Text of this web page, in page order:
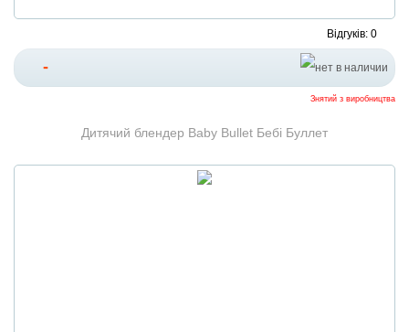
Відгуків: 0
-
Знятий з виробництва
Дитячий блендер Baby Bullet Бебі Буллет